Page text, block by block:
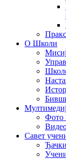
О Школи
Фото
Савет